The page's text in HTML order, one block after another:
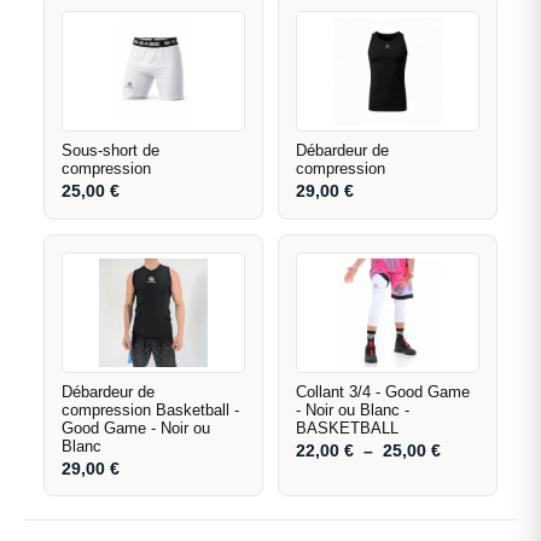
Sous-short de
compression
25,00€
Débardeur de
compression
29,00€
Débardeur de
compression Basketball -
Good Game - Noir ou
Blanc
29,00€
Collant 3/4 - Good Game
- Noir ou Blanc -
BASKETBALL
22,00€ – 25,00€